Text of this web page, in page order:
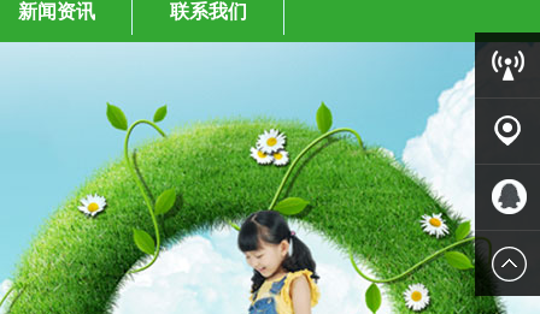
新闻资讯 联系我们
客服中
客户案
例
QQ客服